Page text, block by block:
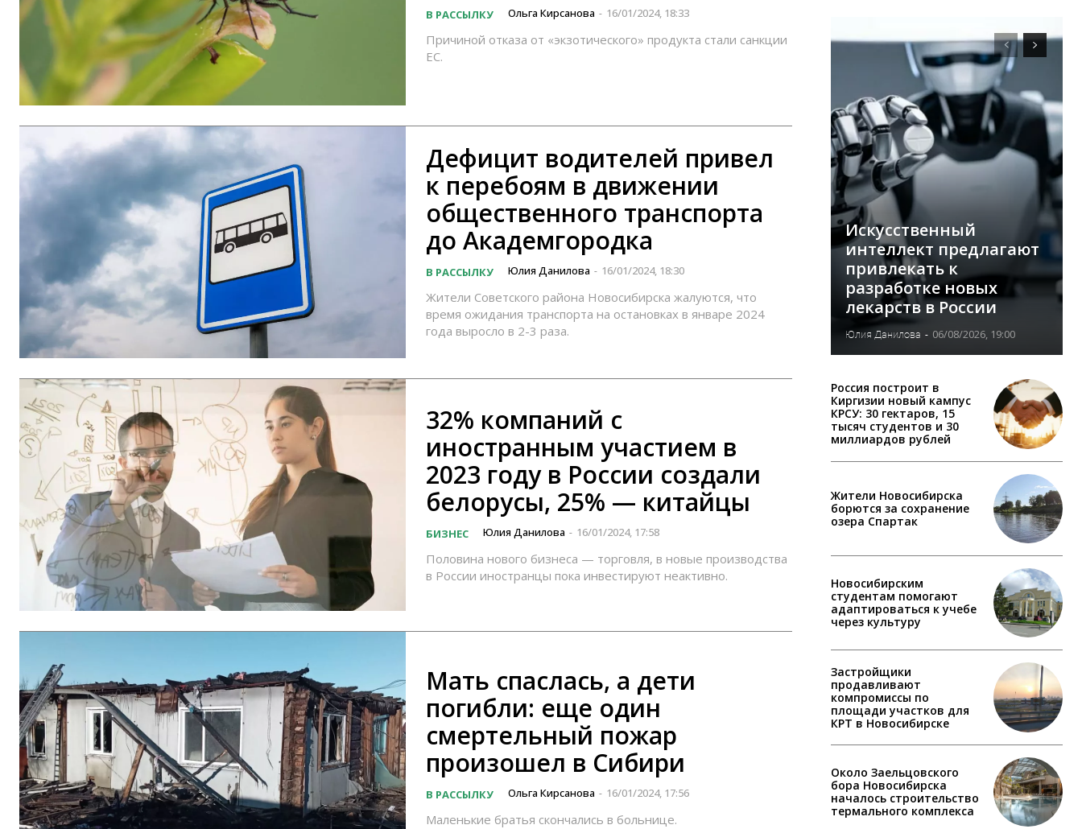
В РАССЫЛКУ Ольга Кирсанова - 16/01/2024, 18:33
Причиной отказа от «экзотического» продукта стали санкции
ЕС.
Дефицит водителей привел
к перебоям в движении
общественного транспорта
до Академгородка
В РАССЫЛКУ Юлия Данилова - 16/01/2024, 18:30
Жители Советского района Новосибирска жалуются, что
время ожидания транспорта на остановках в январе 2024
года выросло в 2-3 раза.
32% компаний с
иностранным участием в
2023 году в России создали
белорусы, 25% — китайцы
БИЗНЕС Юлия Данилова - 16/01/2024, 17:58
Половина нового бизнеса — торговля, в новые производства
в России иностранцы пока инвестируют неактивно.
Мать спаслась, а дети
погибли: еще один
смертельный пожар
произошел в Сибири
В РАССЫЛКУ Ольга Кирсанова - 16/01/2024, 17:56
Маленькие братья скончались в больнице.
Искусственный
интеллект предлагают
привлекать к
разработке новых
лекарств в России
Юлия Данилова - 06/08/2026, 19:00
Россия построит в
Киргизии новый кампус
КРСУ: 30 гектаров, 15
тысяч студентов и 30
миллиардов рублей
Жители Новосибирска
борются за сохранение
озера Спартак
Новосибирским
студентам помогают
адаптироваться к учебе
через культуру
Застройщики
продавливают
компромиссы по
площади участков для
КРТ в Новосибирске
Около Заельцовского
бора Новосибирска
началось строительство
термального комплекса